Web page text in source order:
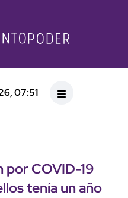
07:51
por COVID-19
tenía un año